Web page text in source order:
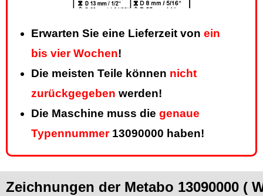
Erwarten Sie eine Lieferzeit von ein
bis vier Wochen!
Die meisten Teile können nicht
zurückgegeben werden!
Die Maschine muss die genaue
Typennummer13090000 haben!
Zeichnungen der Metabo 13090000 (